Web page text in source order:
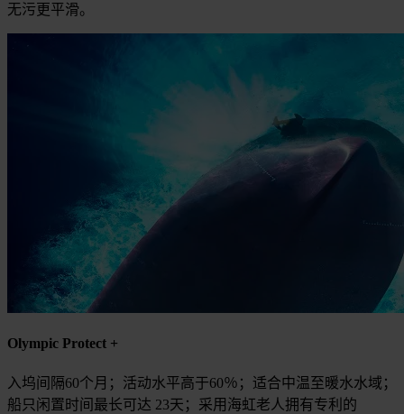
无污更平滑。
Olympic Protect +
入坞间隔60个月；活动水平高于60％；适合中温至暖水水域；
船只闲置时间最长可达 23天；采用海虹老人拥有专利的